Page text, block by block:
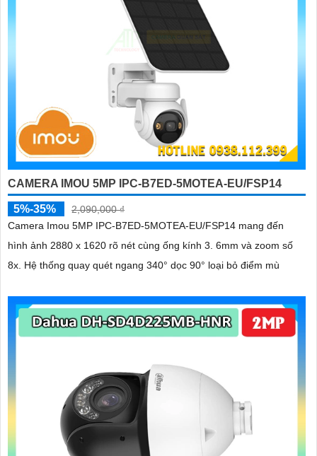
CAMERA IMOU 5MP IPC-B7ED-5MOTEA-EU/FSP14
5%-35%
2,090,000 ₫
Camera Imou 5MP IPC-B7ED-5MOTEA-EU/FSP14 mang đến
hình ảnh 2880 x 1620 rõ nét cùng ống kính 3. 6mm và zoom số
8x. Hệ thống quay quét ngang 340° dọc 90° loại bỏ điểm mù